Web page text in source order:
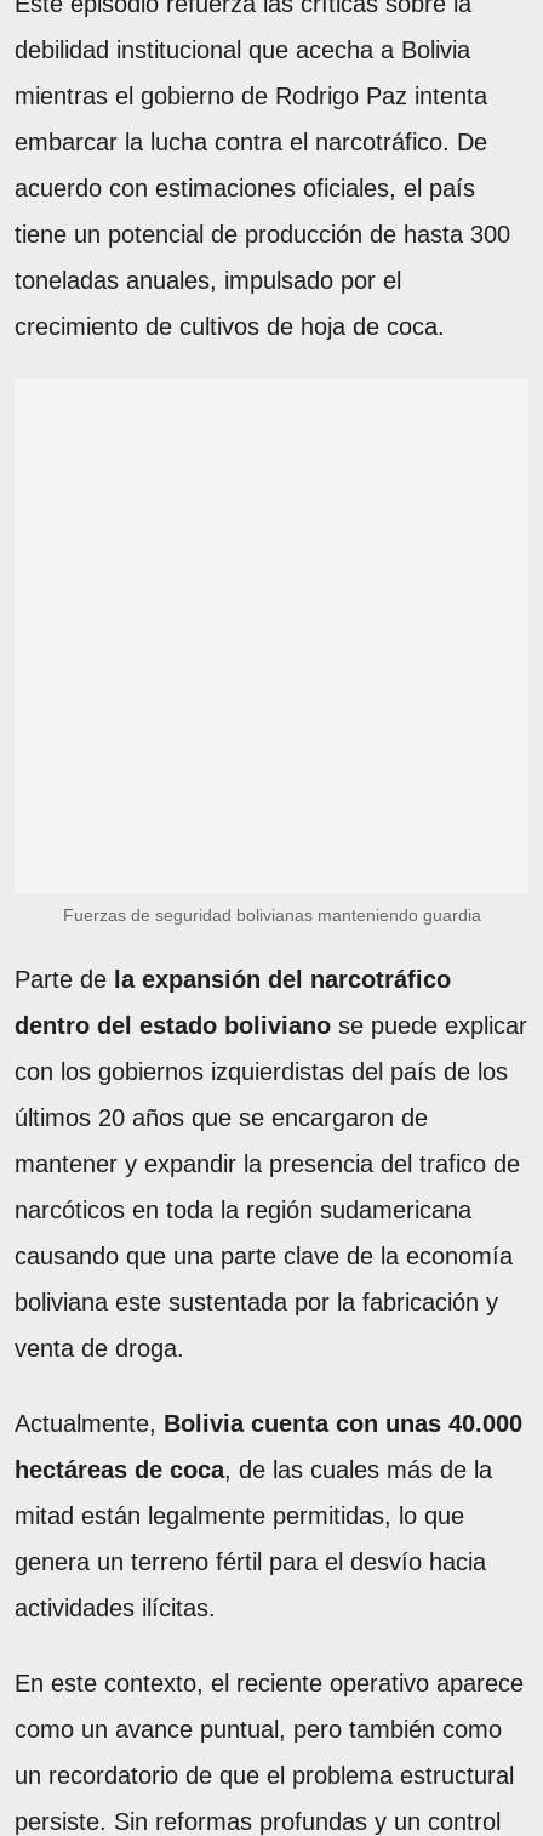
debilidad institucional que acecha a Bolivia
mientras el gobierno de Rodrigo Paz intenta
embarcar la lucha contra el narcotráfico. De
acuerdo con estimaciones oficiales, el país
tiene un potencial de producción de hasta 300
toneladas anuales, impulsado por el
crecimiento de cultivos de hoja de coca.
Fuerzas de seguridad bolivianas manteniendo guardia
Parte de la expansión del narcotráfico
dentro del estado boliviano se puede explicar
con los gobiernos izquierdistas del país de los
últimos 20 años que se encargaron de
mantener y expandir la presencia del trafico de
narcóticos en toda la región sudamericana
causando que una parte clave de la economía
boliviana este sustentada por la fabricación y
venta de droga.
Actualmente, Bolivia cuenta con unas 40.000
hectáreas de coca, de las cuales más de la
mitad están legalmente permitidas, lo que
genera un terreno fértil para el desvío hacia
actividades ilícitas.
En este contexto, el reciente operativo aparece
como un avance puntual, pero también como
un recordatorio de que el problema estructural
persiste. Sin reformas profundas y un control